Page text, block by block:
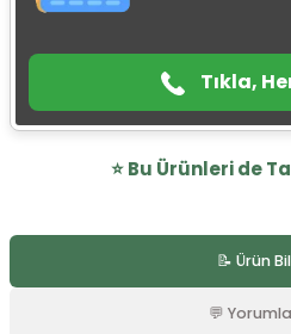
Tıkla,
⭐️ Bu Ürünleri de
Hatsan Flash Havalı Tüfek Saçması
📝 Ürün
💬